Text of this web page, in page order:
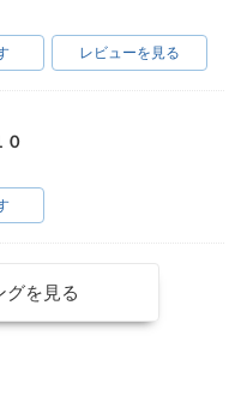
レビューを見る
０
グを見る